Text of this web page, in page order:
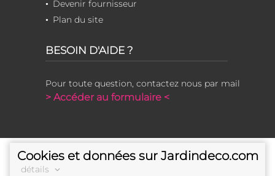
Devenir fournisseur
Plan du site
BESOIN D'AIDE ?
Pour toute question, contactez nous par mail
> Accéder au formulaire <
Cookies et données sur Jardindeco.com
détails